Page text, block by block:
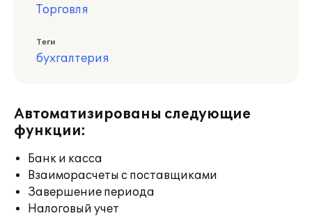
Торговля
Теги
бухгалтерия
Автоматизированы следующие
функции:
Банк и касса
Взаиморасчеты с поставщиками
Завершение периода
Налоговый учет